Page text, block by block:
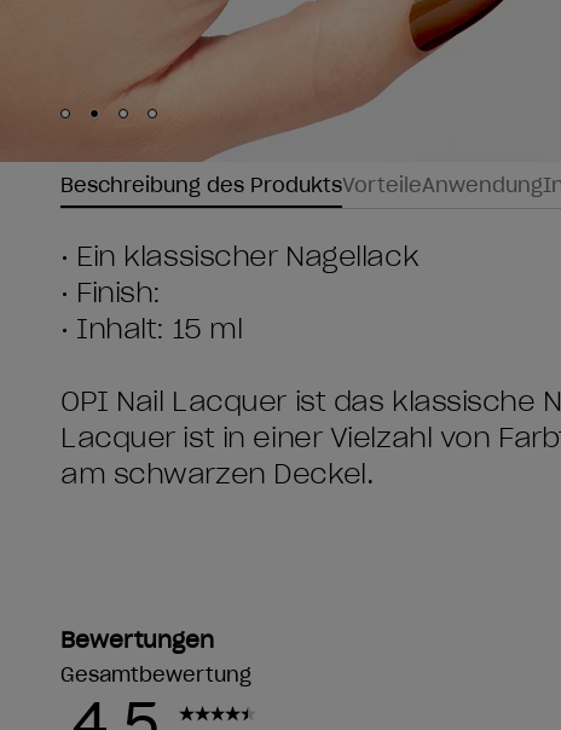
Skip to slide
Skip to slide
Skip to slide
Skip to slide
Beschreibung des ProduktsVorteileAnwendung
• Ein klassischer Nagellack
• Finish:
• Inhalt: 15 ml
OPI Nail Lacquer ist das klassische
Lacquer ist in einer Vielzahl von
am schwarzen Deckel.